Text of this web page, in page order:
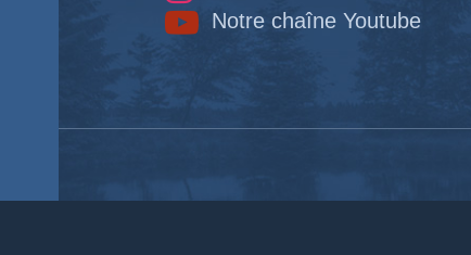
Notre chaîne Youtube